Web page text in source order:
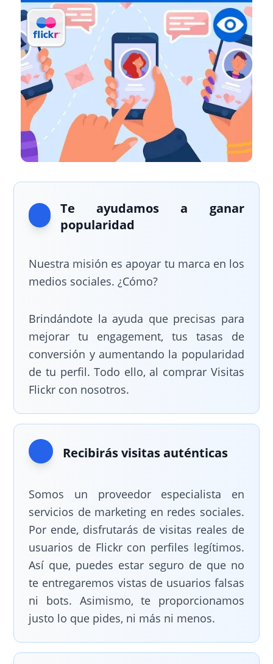
Te ayudamos a ganar
popularidad
Nuestra misión es apoyar tu marca en los
medios sociales. ¿Cómo?
Brindándote la ayuda que precisas para
mejorar tu engagement, tus tasas de
conversión y aumentando la popularidad
de tu perfil. Todo ello, al comprar Visitas
Flickr con nosotros.
Recibirás visitas auténticas
Somos un proveedor especialista en
servicios de marketing en redes sociales.
Por ende, disfrutarás de visitas reales de
usuarios de Flickr con perfiles legítimos.
Así que, puedes estar seguro de que no
te entregaremos vistas de usuarios falsas
ni bots. Asimismo, te proporcionamos
justo lo que pides, ni más ni menos.